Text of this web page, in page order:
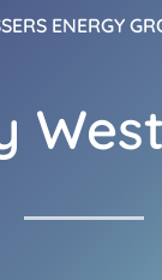
ENERGY